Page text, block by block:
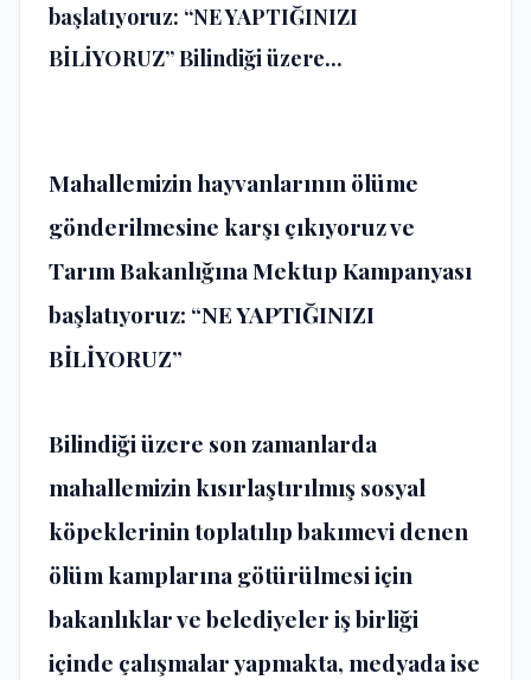
başlatıyoruz: “NE YAPTIĞINIZI
BİLİYORUZ” Bilindiği üzere...
Mahallemizin hayvanlarının ölüme
gönderilmesine karşı çıkıyoruz ve
Tarım Bakanlığına Mektup Kampanyası
başlatıyoruz: “NE YAPTIĞINIZI
BİLİYORUZ”
Bilindiği üzere son zamanlarda
mahallemizin kısırlaştırılmış sosyal
köpeklerinin toplatılıp bakımevi denen
ölüm kamplarına götürülmesi için
bakanlıklar ve belediyeler iş birliği
içinde çalışmalar yapmakta, medyada ise